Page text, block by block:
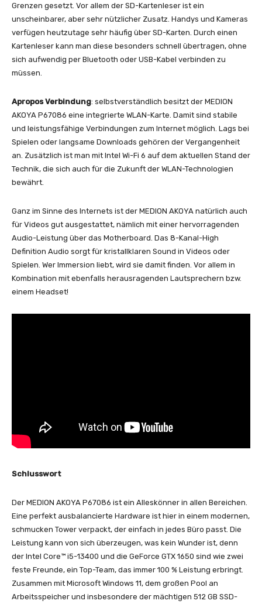
Grenzen gesetzt. Vor allem der SD-Kartenleser ist ein
unscheinbarer, aber sehr nützlicher Zusatz. Handys und Kameras
verfügen heutzutage sehr häufig über SD-Karten. Durch einen
Kartenleser kann man diese besonders schnell übertragen, ohne
sich aufwendig per Bluetooth oder USB-Kabel verbinden zu
müssen.
Apropos Verbindung: selbstverständlich besitzt der MEDION
AKOYA P67086 eine integrierte WLAN-Karte. Damit sind stabile
und leistungsfähige Verbindungen zum Internet möglich. Lags bei
Spielen oder langsame Downloads gehören der Vergangenheit
an. Zusätzlich ist man mit Intel Wi-Fi 6 auf dem aktuellen Stand der
Technik, die sich auch für die Zukunft der WLAN-Technologien
bewährt.
Ganz im Sinne des Internets ist der MEDION AKOYA natürlich auch
für Videos gut ausgestattet, nämlich mit einer hervorragenden
Audio-Leistung über das Motherboard. Das 8-Kanal-High
Definition Audio sorgt für kristallklaren Sound in Videos oder
Spielen. Wer Immersion liebt, wird sie damit finden. Vor allem in
Kombination mit ebenfalls herausragenden Lautsprechern bzw.
einem Headset!
Schlusswort
Der MEDION AKOYA P67086 ist ein Alleskönner in allen Bereichen.
Eine perfekt ausbalancierte Hardware ist hier in einem modernen,
schmucken Tower verpackt, der einfach in jedes Büro passt. Die
Leistung kann von sich überzeugen, was kein Wunder ist, denn
der Intel Core™ i5-13400 und die GeForce GTX 1650 sind wie zwei
feste Freunde, ein Top-Team, das immer 100 % Leistung erbringt.
Zusammen mit Microsoft Windows 11, dem großen Pool an
Arbeitsspeicher und insbesondere der mächtigen 512 GB SSD-